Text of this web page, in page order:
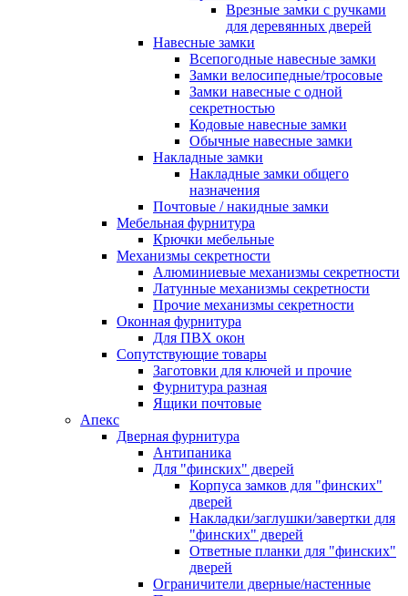
Врезные замки с ручками
для деревянных дверей
Навесные замки
Всепогодные навесные замки
Замки велосипедные/тросовые
Замки навесные с одной
секретностью
Кодовые навесные замки
Обычные навесные замки
Накладные замки
Накладные замки общего
назначения
Почтовые / накидные замки
Мебельная фурнитура
Крючки мебельные
Механизмы секретности
Алюминиевые механизмы секретности
Латунные механизмы секретности
Прочие механизмы секретности
Оконная фурнитура
Для ПВХ окон
Сопутствующие товары
Заготовки для ключей и прочие
Фурнитура разная
Ящики почтовые
Апекс
Дверная фурнитура
Антипаника
Для "финских" дверей
Корпуса замков для "финских"
дверей
Накладки/заглушки/завертки для
"финских" дверей
Ответные планки для "финских"
дверей
Ограничители дверные/настенные